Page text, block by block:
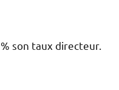
son taux directeur.